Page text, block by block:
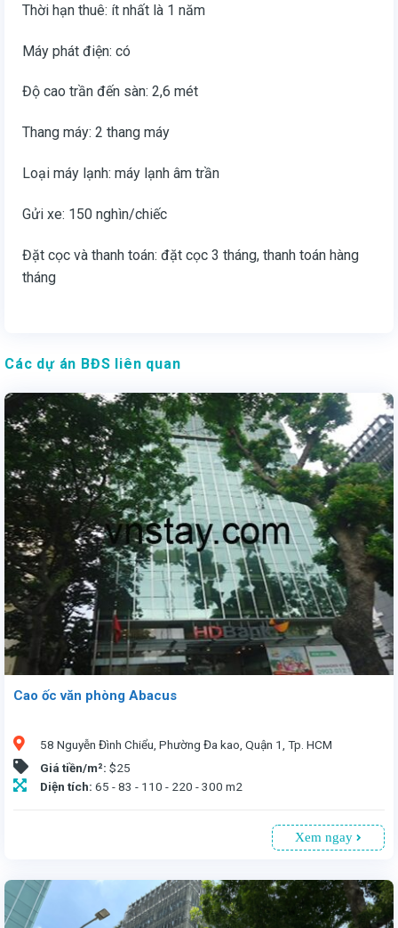
Thời hạn thuê: ít nhất là 1 năm
Máy phát điện: có
Độ cao trần đến sàn: 2,6 mét
Thang máy: 2 thang máy
Loại máy lạnh: máy lạnh âm trần
Gửi xe: 150 nghìn/chiếc
Đặt cọc và thanh toán: đặt cọc 3 tháng, thanh toán hàng
tháng
Các dự án BĐS liên quan
Cao ốc văn phòng Abacus
58 Nguyễn Đình Chiểu, Phường Đa kao, Quận 1, Tp. HCM
Giá tiền/m²: $25
Diện tích: 65 - 83 - 110 - 220 - 300 m2
Xem ngay